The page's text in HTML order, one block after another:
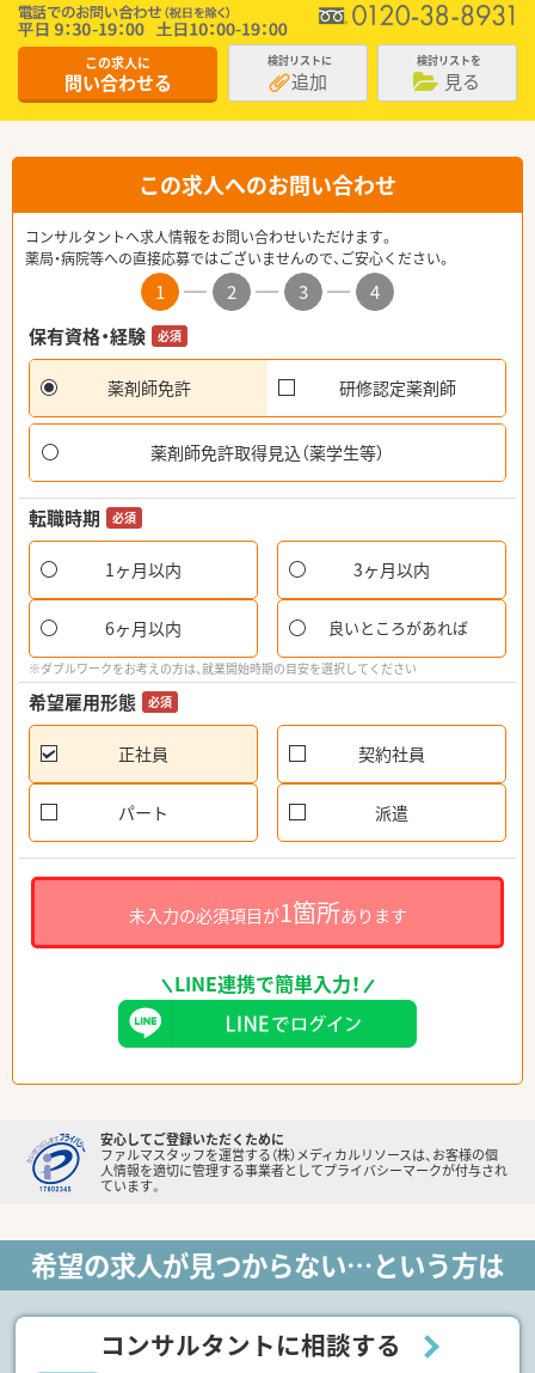
この求人に
問い合わせる
検討リストに
追加
検討リストを
見る
この求人へのお問い合わせ
コンサルタントへ求人情報をお問い合わせいただけます。
薬局・病院等への直接応募ではございませんので、ご安心ください。
1 2 3
4
保有資格・経験
必須
薬剤師免許 研修認定薬剤師
薬剤師免許取得見込（薬学生等）
転職時期 必須
1ヶ月以内 3ヶ月以内
6ヶ月以内 良いところがあれば
※ダブルワークをお考えの方は、就業開始時期の目安を選択してください
希望雇用形態 必須
正社員 契約社員
パート 派遣
未入力の必須項目が1箇所あります
LINE連携で簡単入力！
安心してご登録いただくために
ファルマスタッフを運営する（株）メディカルリソースは、お客様の個
人情報を適切に管理する事業者としてプライバシーマークが付与され
ています。
希望の求人が見つからない…という方は
コンサルタントに相談する